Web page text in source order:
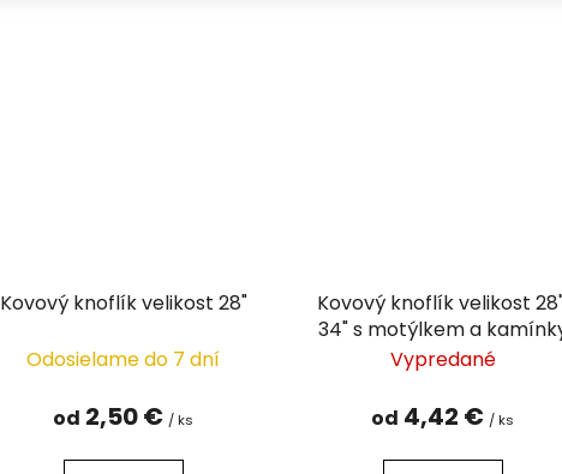
Kovový knoflík velikost 28"
Odosielame do 7 dní
od 2,50 € / ks
Kovový knoflík velikost
34" s motýlkem a
Vypredané
od 4,42 € / ks